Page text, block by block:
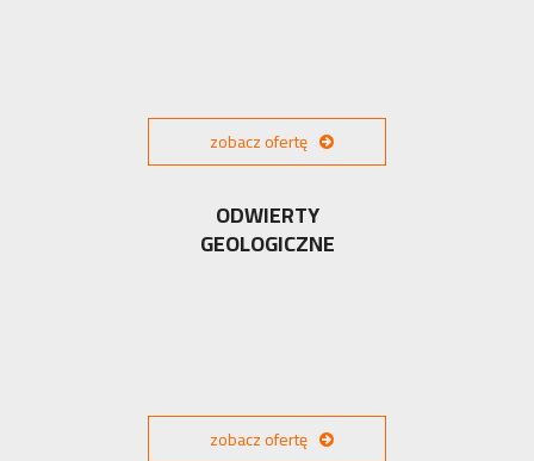
zobacz ofertę
ODWIERTY
GEOLOGICZNE
zobacz ofertę